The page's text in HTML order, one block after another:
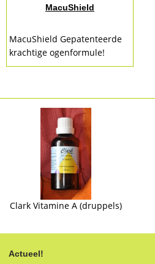
MacuShield
MacuShield Gepatenteerde
krachtige ogenformule!
MacuShield is een unieke,
luteïne en...
Clark Vitamine A (druppels)
Actueel!